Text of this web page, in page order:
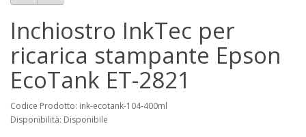
Inchiostro InkTec per
ricarica stampante Epson
EcoTank ET-2821
Codice Prodotto: ink-ecotank-104-400ml
Disponibilità: Disponibile